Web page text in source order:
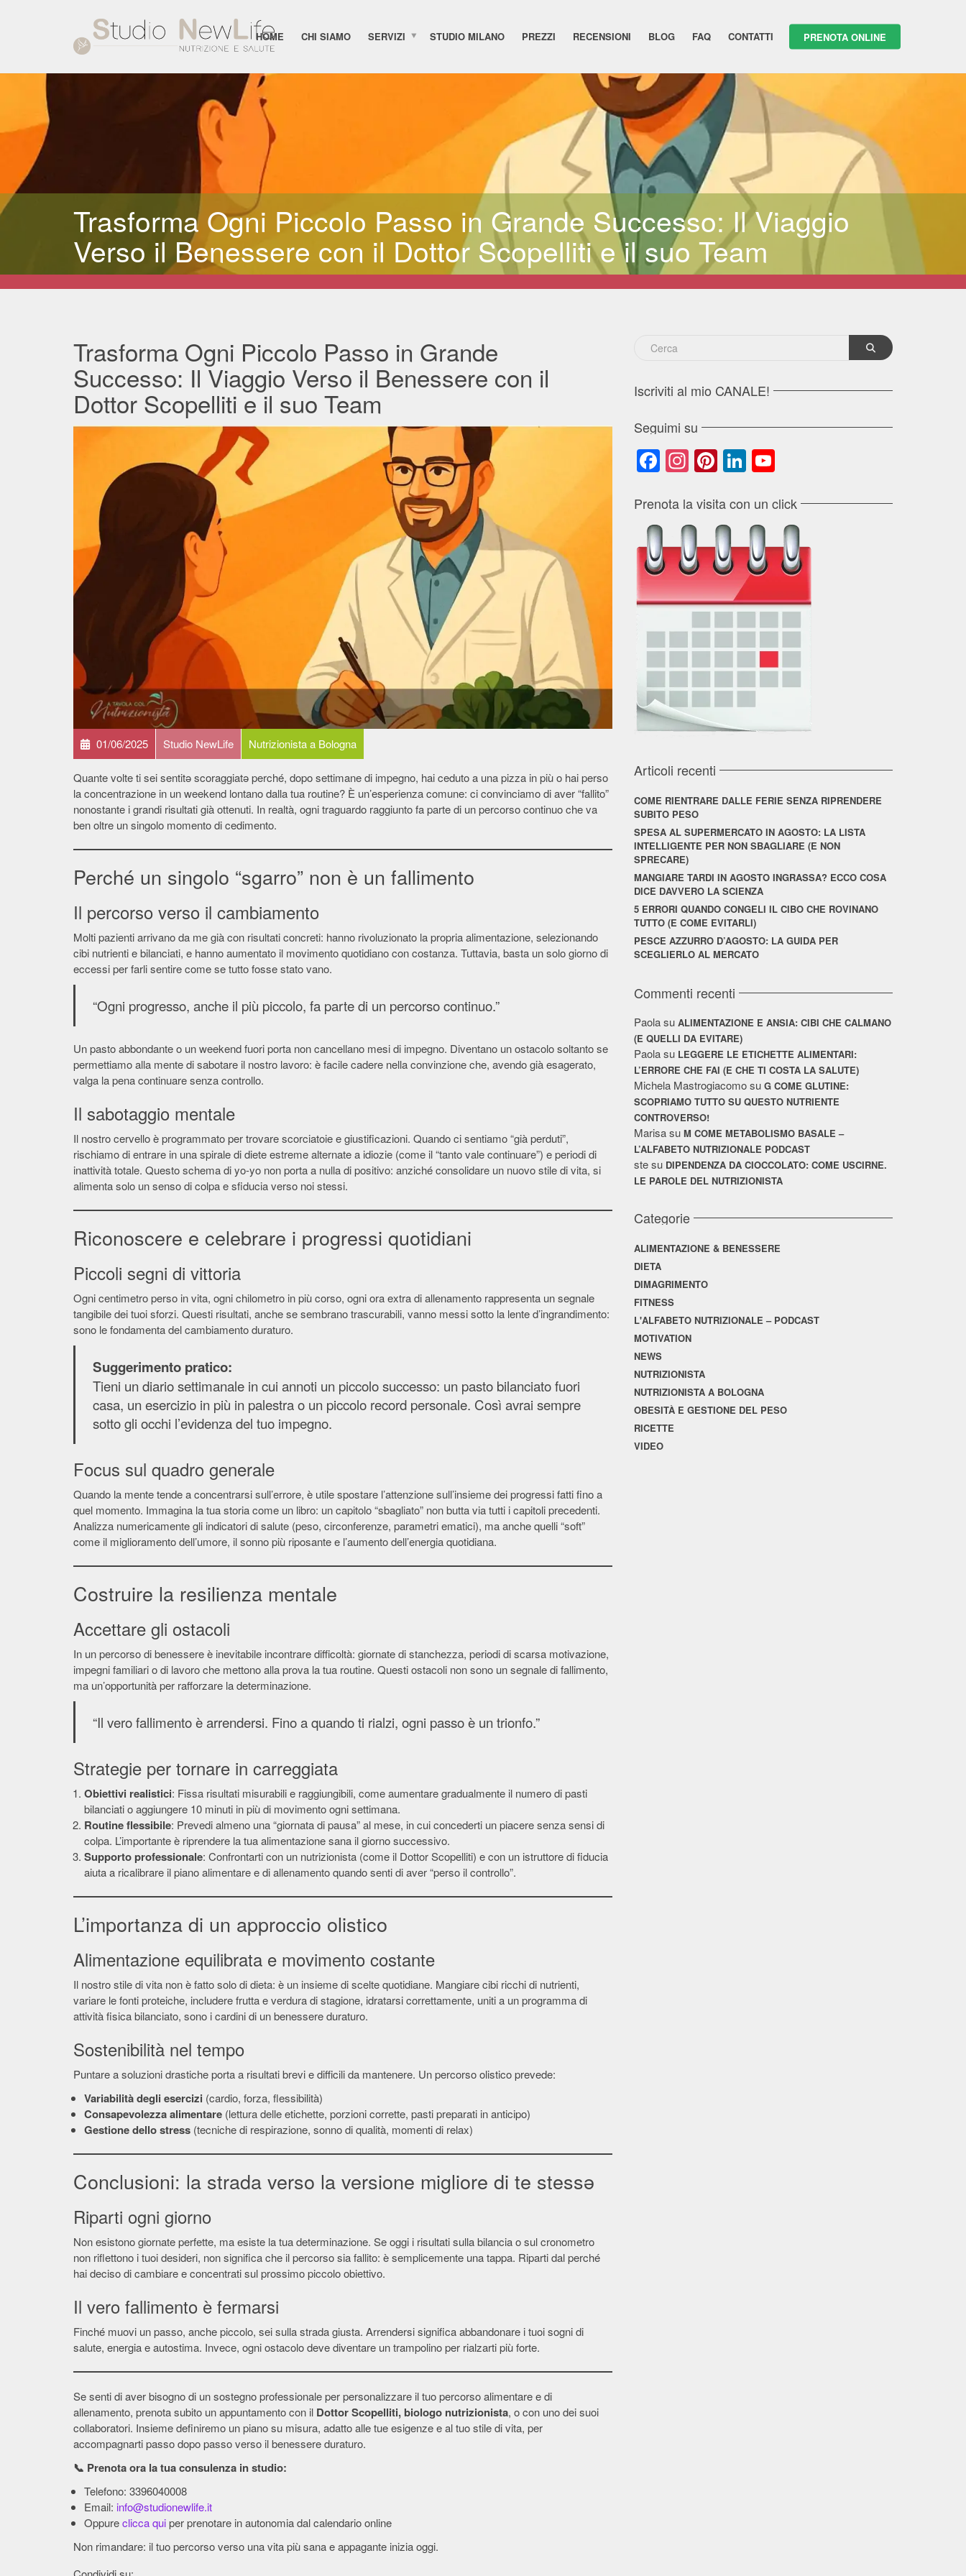
HOME CHI SIAMO SERVIZI STUDIO MILANO PREZZI RECENSIONI BLOG FAQ CONTATTI PRENOTA ONLINE
Trasforma Ogni Piccolo Passo in Grande Successo: Il Viaggio
Verso il Benessere con il Dottor Scopelliti e il suo Team
Trasforma Ogni Piccolo Passo in Grande
Successo: Il Viaggio Verso il Benessere con il
Dottor Scopelliti e il suo Team
01/06/2025 Studio NewLife Nutrizionista a Bologna
Quante volte ti sei sentitǝ scoraggiatǝ perché, dopo settimane di impegno, hai ceduto a una pizza in più o hai perso
la concentrazione in un weekend lontano dalla tua routine? È un’esperienza comune: ci convinciamo di aver “fallito”
nonostante i grandi risultati già ottenuti. In realtà, ogni traguardo raggiunto fa parte di un percorso continuo che va
ben oltre un singolo momento di cedimento.
Perché un singolo “sgarro” non è un fallimento
Il percorso verso il cambiamento
Molti pazienti arrivano da me già con risultati concreti: hanno rivoluzionato la propria alimentazione, selezionando
cibi nutrienti e bilanciati, e hanno aumentato il movimento quotidiano con costanza. Tuttavia, basta un solo giorno di
eccessi per farli sentire come se tutto fosse stato vano.
“Ogni progresso, anche il più piccolo, fa parte di un percorso continuo.”
Un pasto abbondante o un weekend fuori porta non cancellano mesi di impegno. Diventano un ostacolo soltanto se
permettiamo alla mente di sabotare il nostro lavoro: è facile cadere nella convinzione che, avendo già esagerato,
valga la pena continuare senza controllo.
Il sabotaggio mentale
Il nostro cervello è programmato per trovare scorciatoie e giustificazioni. Quando ci sentiamo “già perduti”,
rischiamo di entrare in una spirale di diete estreme alternate a idiozie (come il “tanto vale continuare”) e periodi di
inattività totale. Questo schema di yo-yo non porta a nulla di positivo: anziché consolidare un nuovo stile di vita, si
alimenta solo un senso di colpa e sfiducia verso noi stessi.
Riconoscere e celebrare i progressi quotidiani
Piccoli segni di vittoria
Ogni centimetro perso in vita, ogni chilometro in più corso, ogni ora extra di allenamento rappresenta un segnale
tangibile dei tuoi sforzi. Questi risultati, anche se sembrano trascurabili, vanno messi sotto la lente d’ingrandimento:
sono le fondamenta del cambiamento duraturo.
Suggerimento pratico:
Tieni un diario settimanale in cui annoti un piccolo successo: un pasto bilanciato fuori
casa, un esercizio in più in palestra o un piccolo record personale. Così avrai sempre
sotto gli occhi l’evidenza del tuo impegno.
Focus sul quadro generale
Quando la mente tende a concentrarsi sull’errore, è utile spostare l’attenzione sull’insieme dei progressi fatti fino a
quel momento. Immagina la tua storia come un libro: un capitolo “sbagliato” non butta via tutti i capitoli precedenti.
Analizza numericamente gli indicatori di salute (peso, circonferenze, parametri ematici), ma anche quelli “soft”
come il miglioramento dell’umore, il sonno più riposante e l’aumento dell’energia quotidiana.
Costruire la resilienza mentale
Accettare gli ostacoli
In un percorso di benessere è inevitabile incontrare difficoltà: giornate di stanchezza, periodi di scarsa motivazione,
impegni familiari o di lavoro che mettono alla prova la tua routine. Questi ostacoli non sono un segnale di fallimento,
ma un’opportunità per rafforzare la determinazione.
“Il vero fallimento è arrendersi. Fino a quando ti rialzi, ogni passo è un trionfo.”
Strategie per tornare in carreggiata
Obiettivi realistici: Fissa risultati misurabili e raggiungibili, come aumentare gradualmente il numero di pasti
bilanciati o aggiungere 10 minuti in più di movimento ogni settimana.
Routine flessibile: Prevedi almeno una “giornata di pausa” al mese, in cui concederti un piacere senza sensi di
colpa. L’importante è riprendere la tua alimentazione sana il giorno successivo.
Supporto professionale: Confrontarti con un nutrizionista (come il Dottor Scopelliti) e con un istruttore di fiducia
aiuta a ricalibrare il piano alimentare e di allenamento quando senti di aver “perso il controllo”.
L’importanza di un approccio olistico
Alimentazione equilibrata e movimento costante
Il nostro stile di vita non è fatto solo di dieta: è un insieme di scelte quotidiane. Mangiare cibi ricchi di nutrienti,
variare le fonti proteiche, includere frutta e verdura di stagione, idratarsi correttamente, uniti a un programma di
attività fisica bilanciato, sono i cardini di un benessere duraturo.
Sostenibilità nel tempo
Puntare a soluzioni drastiche porta a risultati brevi e difficili da mantenere. Un percorso olistico prevede:
Variabilità degli esercizi (cardio, forza, flessibilità)
Consapevolezza alimentare (lettura delle etichette, porzioni corrette, pasti preparati in anticipo)
Gestione dello stress (tecniche di respirazione, sonno di qualità, momenti di relax)
Conclusioni: la strada verso la versione migliore di te stessǝ
Riparti ogni giorno
Non esistono giornate perfette, ma esiste la tua determinazione. Se oggi i risultati sulla bilancia o sul cronometro
non riflettono i tuoi desideri, non significa che il percorso sia fallito: è semplicemente una tappa. Riparti dal perché
hai deciso di cambiare e concentrati sul prossimo piccolo obiettivo.
Il vero fallimento è fermarsi
Finché muovi un passo, anche piccolo, sei sulla strada giusta. Arrendersi significa abbandonare i tuoi sogni di
salute, energia e autostima. Invece, ogni ostacolo deve diventare un trampolino per rialzarti più forte.
Se senti di aver bisogno di un sostegno professionale per personalizzare il tuo percorso alimentare e di
allenamento, prenota subito un appuntamento con il Dottor Scopelliti, biologo nutrizionista, o con uno dei suoi
collaboratori. Insieme definiremo un piano su misura, adatto alle tue esigenze e al tuo stile di vita, per
accompagnarti passo dopo passo verso il benessere duraturo.
📞 Prenota ora la tua consulenza in studio:
Telefono: 3396040008
Email: info@studionewlife.it
Oppureclicca quiper prenotare in autonomia dal calendario online
Non rimandare: il tuo percorso verso una vita più sana e appagante inizia oggi.
Iscriviti al mio CANALE!
Seguimi su
Facebook
Instagram
Pinterest
LinkedIn
Prenota la visita con un click
Articoli recenti
COME RIENTRARE DALLE FERIE SENZA RIPRENDERE
SUBITO PESO
SPESA AL SUPERMERCATO IN AGOSTO: LA LISTA
INTELLIGENTE PER NON SBAGLIARE (E NON
SPRECARE)
MANGIARE TARDI IN AGOSTO INGRASSA? ECCO COSA
DICE DAVVERO LA SCIENZA
5 ERRORI QUANDO CONGELI IL CIBO CHE ROVINANO
TUTTO (E COME EVITARLI)
PESCE AZZURRO D’AGOSTO: LA GUIDA PER
SCEGLIERLO AL MERCATO
Commenti recenti
Paolasu ALIMENTAZIONE E ANSIA: CIBI CHE CALMANO
(E QUELLI DA EVITARE)
Paolasu LEGGERE LE ETICHETTE ALIMENTARI:
L’ERRORE CHE FAI (E CHE TI COSTA LA SALUTE)
Michela Mastrogiacomosu G COME GLUTINE:
SCOPRIAMO TUTTO SU QUESTO NUTRIENTE
CONTROVERSO!
Marisasu M COME METABOLISMO BASALE –
L’ALFABETO NUTRIZIONALE PODCAST
stesu DIPENDENZA DA CIOCCOLATO: COME USCIRNE.
LE PAROLE DEL NUTRIZIONISTA
Categorie
ALIMENTAZIONE & BENESSERE
DIETA
DIMAGRIMENTO
FITNESS
L'ALFABETO NUTRIZIONALE – PODCAST
MOTIVATION
NEWS
NUTRIZIONISTA
NUTRIZIONISTA A BOLOGNA
OBESITÀ E GESTIONE DEL PESO
RICETTE
VIDEO